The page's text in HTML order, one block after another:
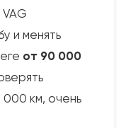
и менять
от 90 000
км, очень